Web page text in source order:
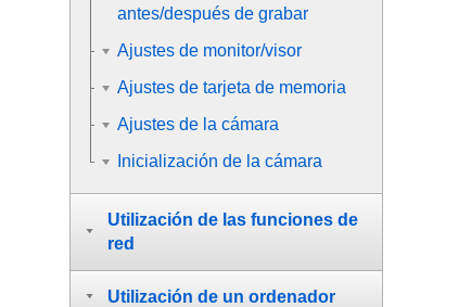
antes/después de grabar
Ajustes de monitor/visor
Ajustes de tarjeta de memoria
Ajustes de la cámara
Inicialización de la cámara
Utilización de las funciones de
red
Utilización de un ordenador